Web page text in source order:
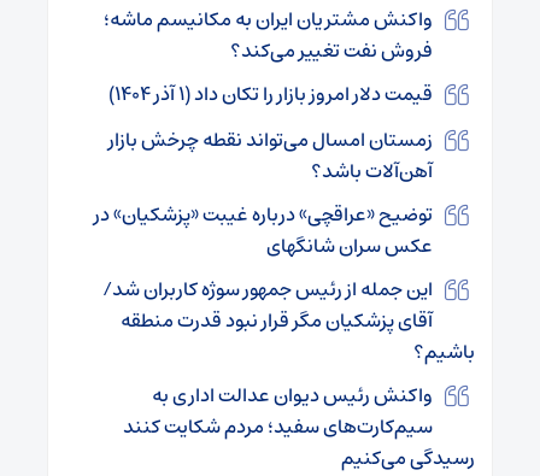
واکنش مشتریان ایران به مکانیسم ماشه؛
فروش نفت تغییر می‌کند؟
قیمت دلار امروز بازار را تکان داد (۱ آذر ۱۴۰۴)
زمستان امسال می‌تواند نقطه چرخش بازار
آهن‌آلات باشد؟
توضیح «عراقچی» درباره غیبت «پزشکیان» در
عکس سران شانگهای
این جمله از رئیس جمهور سوژه کاربران شد/
آقای پزشکیان مگر قرار نبود قدرت منطقه
باشیم؟
واکنش رئیس دیوان عدالت اداری به
سیم‌کارت‌های سفید؛ مردم شکایت کنند
رسیدگی می‌کنیم